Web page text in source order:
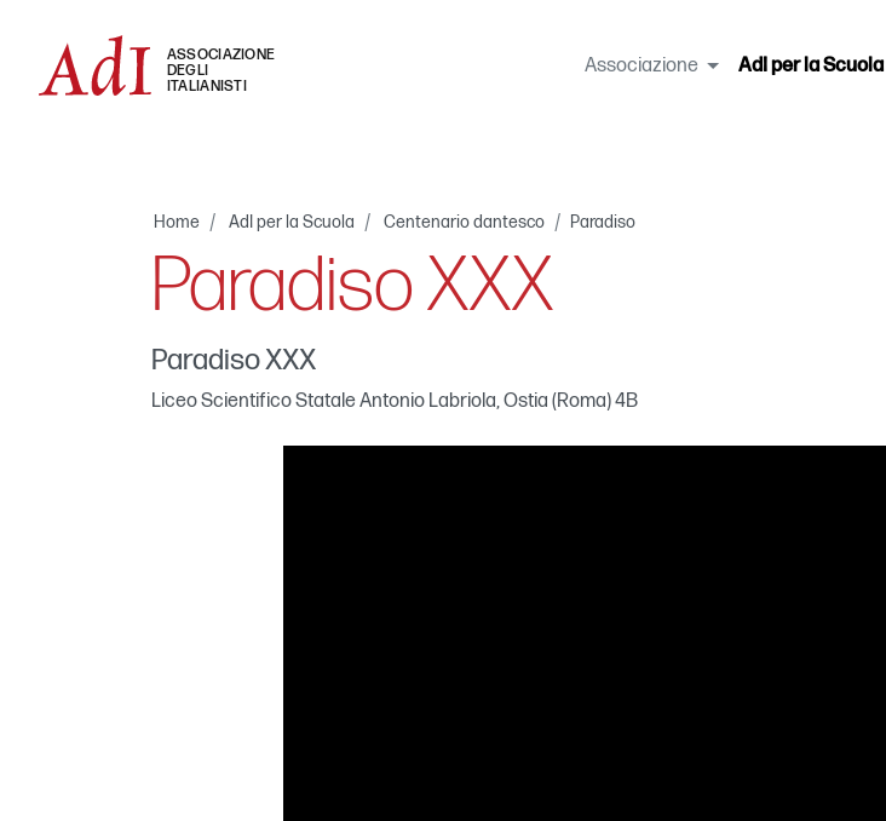
ASSOCIAZIONE
DEGLI
ITALIANISTI
Associazione AdI per la Scuola
Home AdI per la Scuola Centenario dantesco Paradiso
Paradiso XXX
Paradiso XXX
Liceo Scientifico Statale Antonio Labriola, Ostia (Roma) 4B